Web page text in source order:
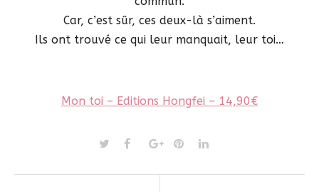
Car, c’est sûr, ces deux-là s’aiment.
Ils ont trouvé ce qui leur manquait, leur toi…
Mon toi – Editions Hongfei – 14,90€